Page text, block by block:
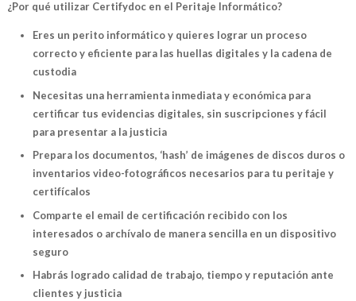
¿Por qué utilizar Certifydoc en el Peritaje Informático?
Eres un perito informático y quieres lograr un proceso
correcto y eficiente para las huellas digitales y la cadena de
custodia
Necesitas una herramienta inmediata y económica para
certificar tus evidencias digitales, sin suscripciones y fácil
para presentar a la justicia
Prepara los documentos, ‘hash’ de imágenes de discos duros o
inventarios video-fotográficos necesarios para tu peritaje y
certifícalos
Comparte el email de certificación recibido con los
interesados o archívalo de manera sencilla en un dispositivo
seguro
Habrás logrado calidad de trabajo, tiempo y reputación ante
clientes y justicia